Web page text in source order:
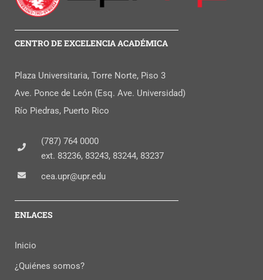
CENTRO DE EXCELENCIA ACADÉMICA
Plaza Universitaria, Torre Norte, Piso 3
Ave. Ponce de León (Esq. Ave. Universidad)
Río Piedras, Puerto Rico
(787) 764 0000
ext. 83236, 83243, 83244, 83237
cea.upr@upr.edu
ENLACES
Inicio
¿Quiénes somos?